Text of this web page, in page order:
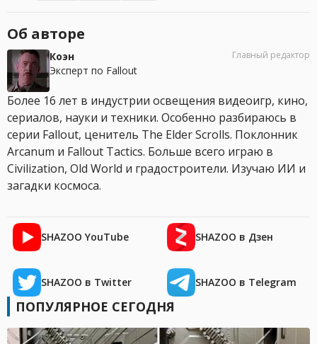
Об авторе
Коэн
Эксперт по Fallout
Главный редактор
Более 16 лет в индустрии освещения видеоигр, кино,
сериалов, науки и техники. Особенно разбираюсь в
серии Fallout, ценитель The Elder Scrolls. Поклонник
Arcanum и Fallout Tactics. Больше всего играю в
Civilization, Old World и градостроители. Изучаю ИИ и
загадки космоса.
SHAZOO YouTube SHAZOO в Дзен
SHAZOO в Twitter SHAZOO в Telegram
ПОПУЛЯРНОЕ СЕГОДНЯ